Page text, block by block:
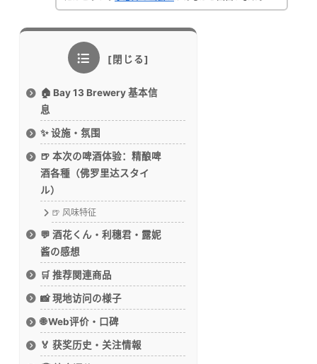
🏠 Bay 13 Brewery 基本信
息
✨ 设施・氛围
🍺 本次の啤酒体验：精酿啤
酒各種（佛罗里达スタイ
ル）
🍺 风味特征
💬 酒花くん・利穗君・露妮
酱の感想
🛒 推荐関連商品
📸 現地访问の様子
🌐 Web评价・口碑
🏅 获奖历史・关注情報